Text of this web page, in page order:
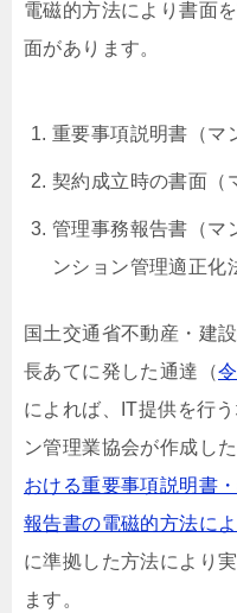
電磁的方法により書面
面があります。
重要事項説明書（マ
契約成立時の書面（
管理事務報告書（マ
ンション管理適正化
国土交通省不動産・建
長あてに発した通達（
によれば、IT提供を行
ン管理業協会が作成した
おける重要事項説明書
報告書の電磁的方法に
に準拠した方法により
ます。